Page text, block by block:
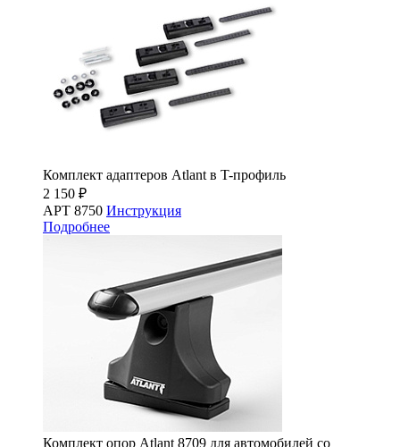
Комплект адаптеров Atlant в T-профиль
2 150 ₽
АРТ 8750 Инструкция
Подробнее
Комплект опор Atlant 8709 для автомобилей со